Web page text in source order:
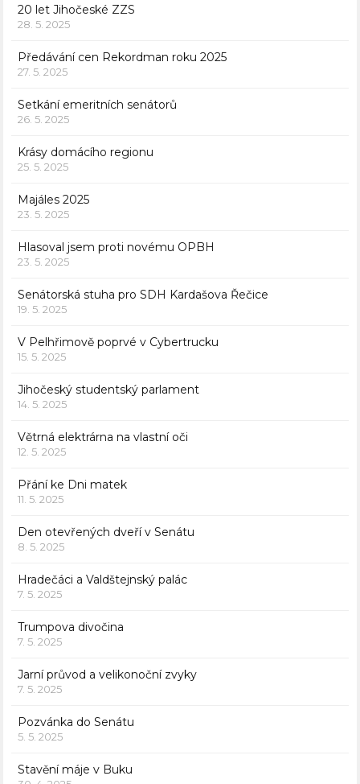
20 let Jihočeské ZZS
28. 5. 2025
Předávání cen Rekordman roku 2025
27. 5. 2025
Setkání emeritních senátorů
26. 5. 2025
Krásy domácího regionu
25. 5. 2025
Majáles 2025
23. 5. 2025
Hlasoval jsem proti novému OPBH
23. 5. 2025
Senátorská stuha pro SDH Kardašova Řečice
19. 5. 2025
V Pelhřimově poprvé v Cybertrucku
15. 5. 2025
Jihočeský studentský parlament
14. 5. 2025
Větrná elektrárna na vlastní oči
12. 5. 2025
Přání ke Dni matek
11. 5. 2025
Den otevřených dveří v Senátu
8. 5. 2025
Hradečáci a Valdštejnský palác
7. 5. 2025
Trumpova divočina
7. 5. 2025
Jarní průvod a velikonoční zvyky
7. 5. 2025
Pozvánka do Senátu
5. 5. 2025
Stavění máje v Buku